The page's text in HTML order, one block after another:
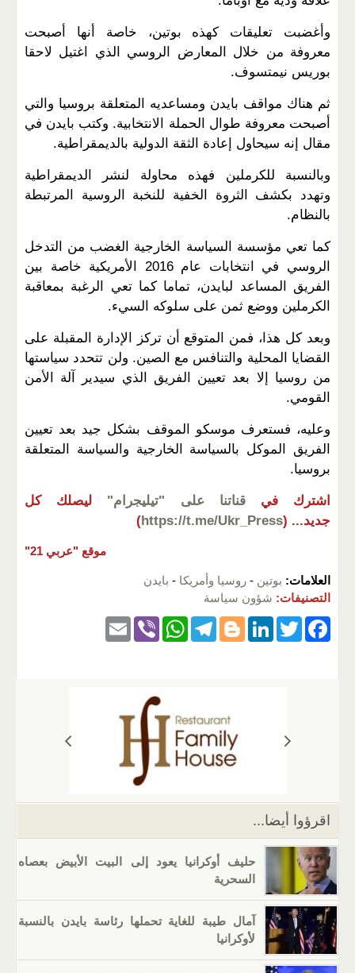
وأغضبت تعليقات كهذه بوتين، خاصة أنها أصبحت
معروفة من خلال المعارض الروسي الذي اغتيل لاحقا
بوريس نيمتسوف.
ثم هناك مواقف بايدن ومساعديه المتعلقة بروسيا والتي
أصبحت معروفة طوال الحملة الانتخابية. وكتب بايدن في
مقال إنه سيحاول إعادة الثقة الدولية بالديمقراطية.
وبالنسبة للكرملين فهذه محاولة لنشر الديمقراطية
وتهدد بكشف الثروة الخفية للنخبة الروسية المرتبطة
بالنظام.
كما تعي مؤسسة السياسة الخارجية الغضب من التدخل
الروسي في انتخابات عام 2016 الأمريكية خاصة بين
الفريق المساعد لبايدن، تماما كما تعي الرغبة بمعاقبة
الكرملين ووضع ثمن على سلوكه السيء.
وبعد كل هذا، فمن المتوقع أن تركز الإدارة المقبلة على
القضايا المحلية والتنافس مع الصين. ولن تتحدد سياستها
من روسيا إلا بعد تعيين الفريق الذي سيدير آلة الأمن
القومي.
وعليه، فستعرف موسكو الموقف بشكل جيد بعد تعيين
الفريق الموكل بالسياسة الخارجية والسياسة المتعلقة
بروسيا.
اشترك في قناتنا على "تيليجرام"
ليصلك كل
جديد... (
https://t.me/Ukr_Press
)
موقع "عربي 21"
العلامات: بوتين - روسيا وأمريكا - بايدن
التصنيفات: شؤون سياسة
F
k
T
Li
dI
n
Bl
er
T
a
m
W
s
A
p
Vi
اقرؤوا أيضا...
حليف أوكرانيا يعود إلى البيت الأبيض بعصاه
السحرية
آمال طيبة للغاية تحملها رئاسة بايدن بالنسبة
لأوكرانيا